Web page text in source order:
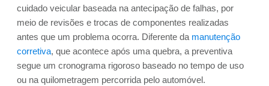
cuidado veicular baseada na antecipação de falhas, por
meio de revisões e trocas de componentes realizadas
antes que um problema ocorra. Diferente da manutenção
corretiva, que acontece após uma quebra, a preventiva
segue um cronograma rigoroso baseado no tempo de uso
ou na quilometragem percorrida pelo automóvel.